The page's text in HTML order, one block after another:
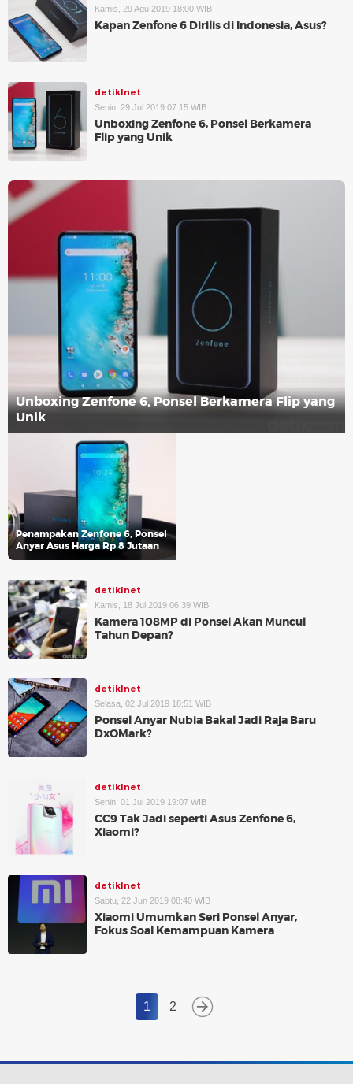
Kamis, 29 Agu 2019 18:00 WIB
Kapan Zenfone 6 Dirilis di Indonesia, Asus?
detikInet
Senin, 29 Jul 2019 07:15 WIB
Unboxing Zenfone 6, Ponsel Berkamera
Flip yang Unik
Unboxing Zenfone 6, Ponsel Berkamera Flip yang
Unik
Penampakan Zenfone 6, Ponsel
Anyar Asus Harga Rp 8 Jutaan
detikInet
Kamis, 18 Jul 2019 06:39 WIB
Kamera 108MP di Ponsel Akan Muncul
Tahun Depan?
detikInet
Selasa, 02 Jul 2019 18:51 WIB
Ponsel Anyar Nubia Bakal Jadi Raja Baru
DxOMark?
detikInet
Senin, 01 Jul 2019 19:07 WIB
CC9 Tak Jadi seperti Asus Zenfone 6,
Xiaomi?
detikInet
Sabtu, 22 Jun 2019 08:40 WIB
Xiaomi Umumkan Seri Ponsel Anyar,
Fokus Soal Kemampuan Kamera
1 2